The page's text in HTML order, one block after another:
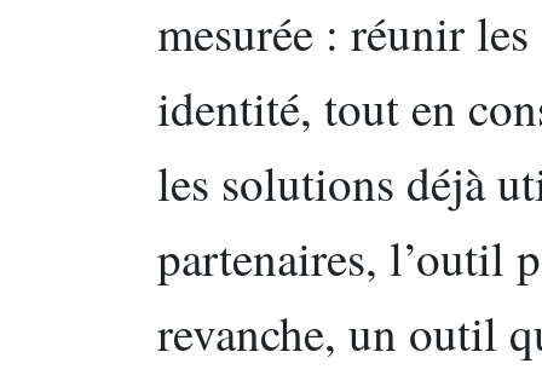
mesurée : réunir
identité, tout en
les solutions déjà
partenaires, l’outil
revanche, un outil